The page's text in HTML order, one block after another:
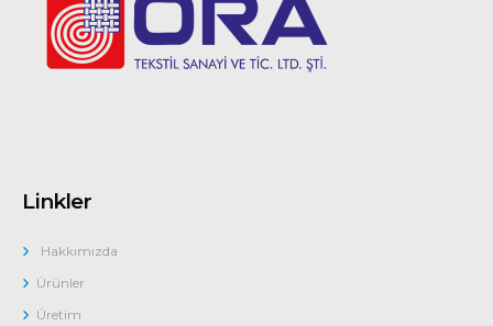
Linkler
Hakkımızda
Ürünler
Üretim